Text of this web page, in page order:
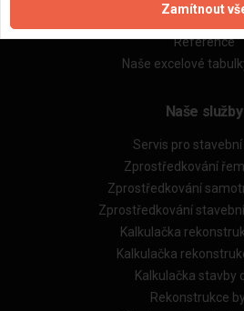
Reference
Naše excelové
Naše služby
Servis pro
Zprostředkování
Zprostředkování
Zprostředkování
Kalkulačka
Kalkulačka
Kalkulačka stavby
Rekonstrukce
Zamítnout